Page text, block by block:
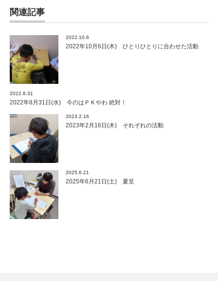
関連記事
2022.10.6
2022年10月6日(木) ひとりひとりに合わせた活動
2022.8.31
2022年8月31日(水) 今のはＰＫやわ 絶対！
2023.2.16
2023年2月16日(木) それぞれの活動
2025.6.21
2025年6月21日(土) 夏至